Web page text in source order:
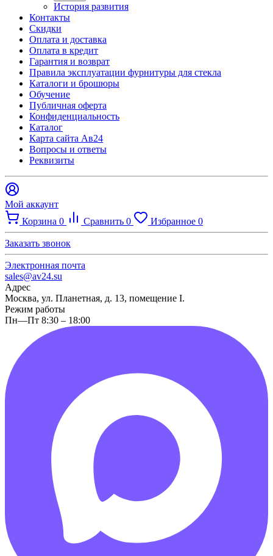
История развития
Контакты
Скидки
Оплата и доставка
Оплата в кредит
Гарантия и возврат
Правила эксплуатации фурнитуры для стекла
Каталоги и брошюры
Обучение
Публичная оферта
Конфиденциальность
Каталог
Карта сайта Ав24
Вопросы и ответы
Реквизиты
Мой аккаунт
Корзина 0 Сравнить 0 Избранное 0
Заказать звонок
Электронная почта
sales@av24.su
Адрес
Москва, ул. Планетная, д. 13, помещение I.
Режим работы
Пн—Пт 8:30 – 18:00